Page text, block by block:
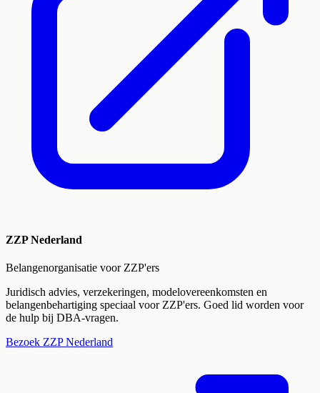
ZZP Nederland
Belangenorganisatie voor ZZP'ers
Juridisch advies, verzekeringen, modelovereenkomsten en
belangenbehartiging speciaal voor ZZP'ers. Goed lid worden voor
de hulp bij DBA-vragen.
Bezoek ZZP Nederland